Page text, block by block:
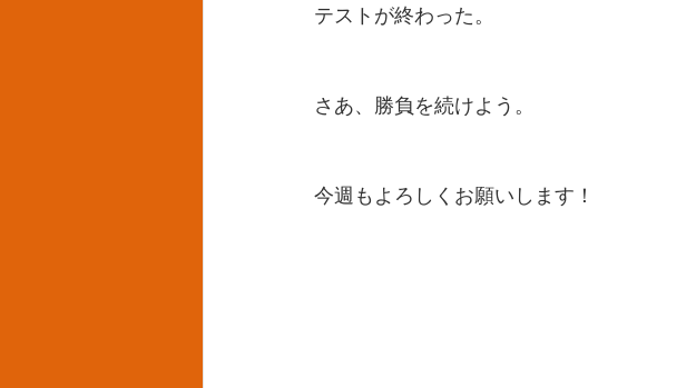
テストが終わった。
さあ、勝負を続けよう。
今週もよろしくお願いします！